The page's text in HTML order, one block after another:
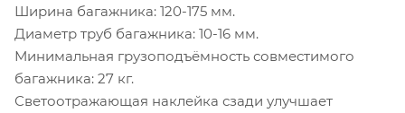
Ширина багажника: 120-175 мм.
Диаметр труб багажника: 10-16 мм.
Минимальная грузоподъёмность совместимого
багажника: 27 кг.
Светоотражающая наклейка сзади улучшает